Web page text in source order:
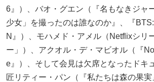
6』）、バオ・グエン（『名もなきジャ
少女」を撮ったのは誰なのか』、『
N』）、モハメド・アメル（Netflixシリ
ー」）、アクオル・デ・マビオル（『
e』）、そして会見は欠席となったドキ
匠リティー・パン（『私たちは森の果実